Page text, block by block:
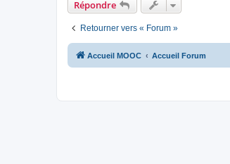
Répondre
Retourner vers « Forum »
Accueil MOOC Accueil Forum